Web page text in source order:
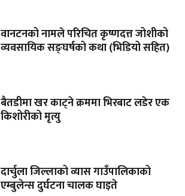
वानटनको नामले परिचित कृष्णदत्त जोशीको
व्यवसायिक सङ्घर्षको कथा (भिडियो सहित)
बैतडीमा खर काट्ने क्रममा भिरबाट लडेर एक
किशोरीको मृत्यु
दार्चुला जिल्लाको व्यास गाउँपालिकाको
एम्बुलेन्स दुर्घटना चालक घाइते